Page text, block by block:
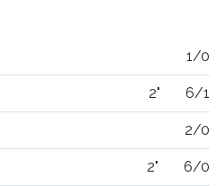
1/0
2" 6/1
2/0
2" 6/0